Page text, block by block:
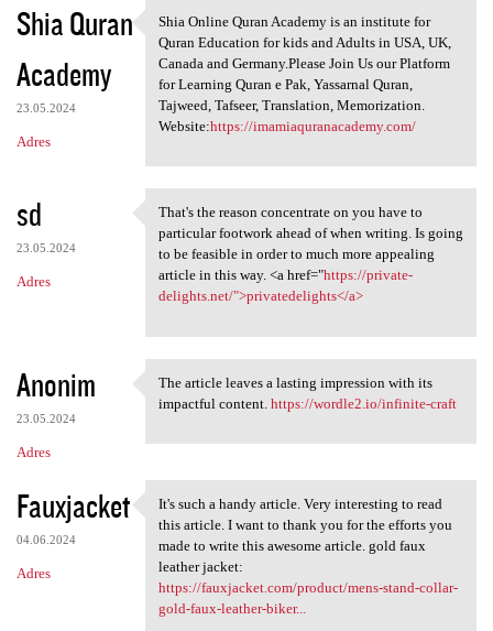
Shia Quran
Academy
23.05.2024
Adres
Shia Online Quran Academy is
Shia Online Quran Academy is an institute for
Quran Education for kids and Adults in USA, UK,
Canada and Germany.Please Join Us our Platform
for Learning Quran e Pak, Yassarnal Quran,
Tajweed, Tafseer, Translation, Memorization.
Website:https://imamiaquranacademy.com/
sd
23.05.2024
Adres
That's the reason concentrate
That's the reason concentrate on you have to
particular footwork ahead of when writing. Is going
to be feasible in order to much more appealing
article in this way. <a href="https://private-
delights.net/">privatedelights</a>
Anonim
23.05.2024
Adres
The article leaves a lasting
The article leaves a lasting impression with its
impactful content. https://wordle2.io/infinite-craft
Fauxjacket
04.06.2024
Adres
It's such a handy article.
It's such a handy article. Very interesting to read
this article. I want to thank you for the efforts you
made to write this awesome article. gold faux
leather jacket:
https://fauxjacket.com/product/mens-stand-collar-
gold-faux-leather-biker...